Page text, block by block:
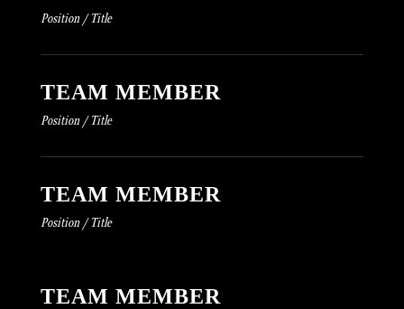
Position / Title
TEAM MEMBER
Position / Title
TEAM MEMBER
Position / Title
TEAM MEMBER